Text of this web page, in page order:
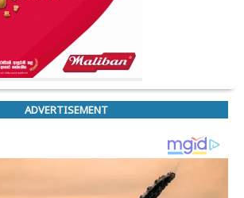
ADVERTISEMENT